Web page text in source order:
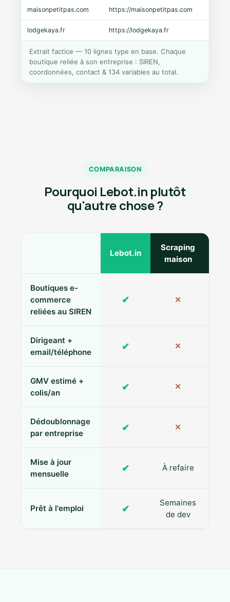
maisonpetitpas.com https://maisonpetitpas.com
lodgekaya.fr https://lodgekaya.fr
Extrait factice — 10 lignes type en base. Chaque
boutique reliée à son entreprise : SIREN,
coordonnées, contact & 134 variables au total.
COMPARAISON
Pourquoi Lebot.in plutôt
qu'autre chose ?
Lebot.in
Scraping
maison
Boutiques e-
commerce
reliées au SIREN
✔ ✕
Dirigeant +
email/téléphone
✔ ✕
GMV estimé +
colis/an
✔ ✕
Dédoublonnage
par entreprise
✔ ✕
Mise à jour
mensuelle
✔ À refaire
Prêt à l'emploi ✔
Semaines
de dev